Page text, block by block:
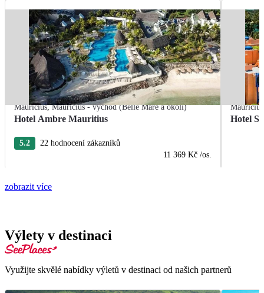
Mauricius,Mauricius - východ (Belle Mare a okolí)
Hotel Ambre Mauritius
5.2
22 hodnocení zákazníků
11 369 Kč /os.
Mauricius
Hotel
zobrazit více
Výlety v destinaci
Využijte skvělé nabídky výletů v destinaci od našich partnerů